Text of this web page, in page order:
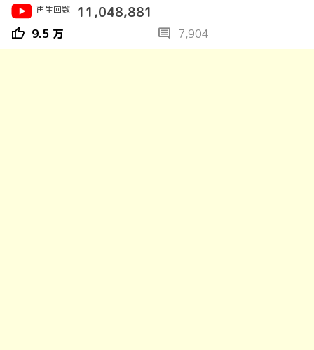
再生回数 11,048,881
thumb_up 9.5 万 comment 7,904